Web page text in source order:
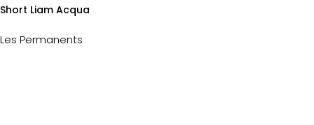
54€
Short Liam Acqua
Les Permanents